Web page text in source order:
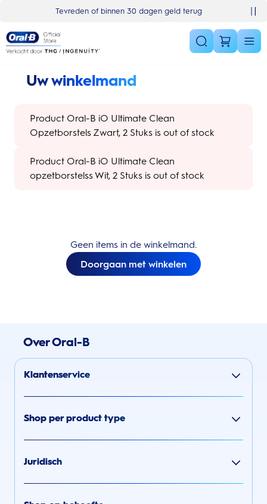
Tevreden of binnen 30 dagen geld terug
Uw winkelmand
Product Oral-B iO Ultimate Clean
Opzetborstels Zwart, 2 Stuks is out of stock
Product Oral-B iO Ultimate Clean
opzetborstelss Wit, 2 Stuks is out of stock
Geen items in de winkelmand.
Doorgaan met winkelen
Over Oral-B
Klantenservice
Shop per product type
Juridisch